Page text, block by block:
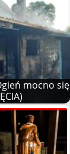
mocno się